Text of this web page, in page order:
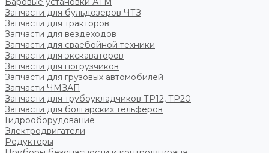
Запчасти для бульдозеров ЧТЗ
Запчасти для тракторов
Запчасти для вездеходов
Запчасти для сваебойной техники
Запчасти для экскаваторов
Запчасти для погрузчиков
Запчасти для грузовых автомобилей
Запчасти ЧМЗАП
Запчасти для трубоукладчиков ТР12, ТР20
Запчасти для болгарских тельферов
Гидрооборудование
Электродвигатели
Редукторы